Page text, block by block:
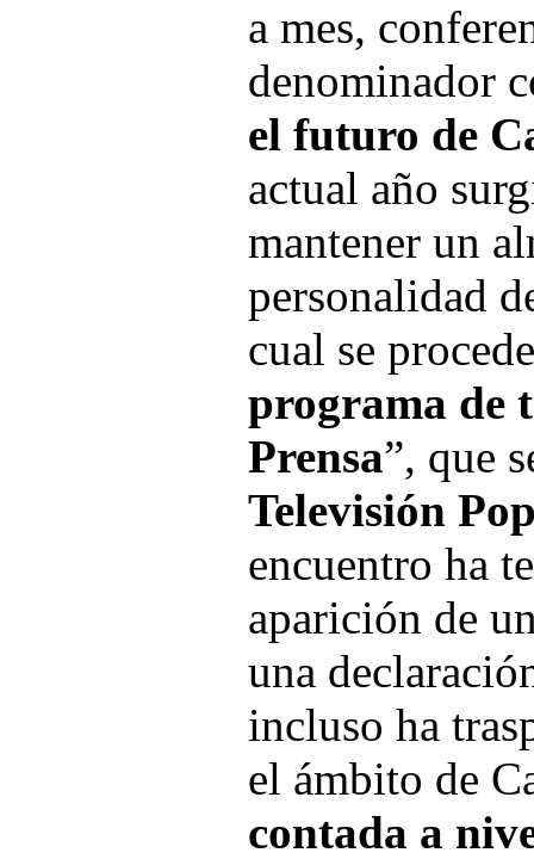
a mes,
denominador
el futuro de
actual año
mantener un
personalidad
cual se
programa de
Prensa”, que
Televisión
encuentro ha
aparición de
una
incluso ha
el ámbito de
contada a